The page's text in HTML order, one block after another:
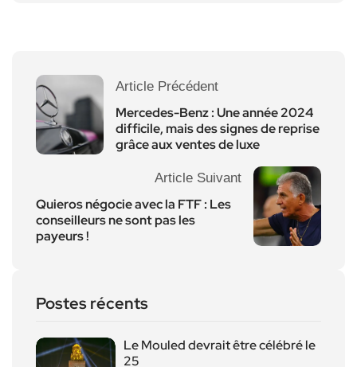
Article Précédent
Mercedes-Benz : Une année 2024
difficile, mais des signes de reprise
grâce aux ventes de luxe
Article Suivant
Quieros négocie avec la FTF : Les
conseilleurs ne sont pas les
payeurs !
Postes récents
Le Mouled devrait être célébré le
25